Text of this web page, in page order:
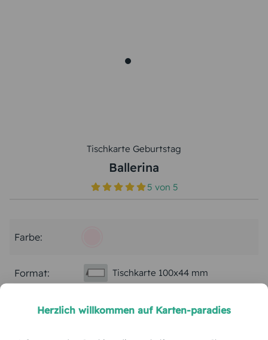
Tischkarte Geburtstag
Ballerina
5 von 5
Farbe:
Format: Tischkarte 100x44 mm
Papierart: Bilderdruck
Herzlich willkommen auf Karten-paradies